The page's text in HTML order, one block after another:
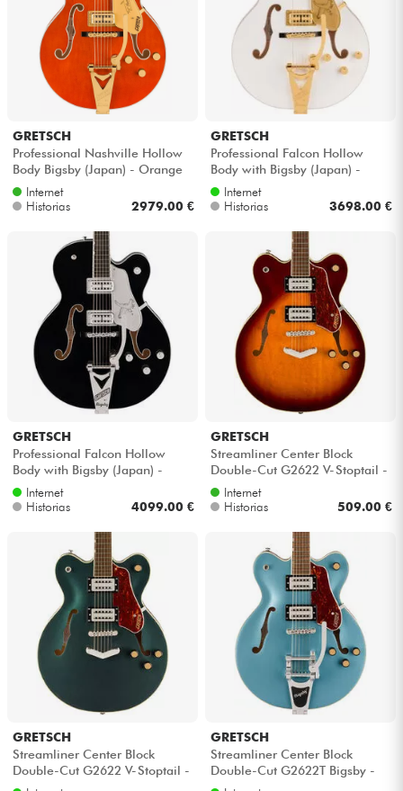
GRETSCH
Professional Nashville Hollow
Body Bigsby (Japan) - Orange
stainInternet
Historias
2979.00 €
GRETSCH
Professional Falcon Hollow
Body with Bigsby (Japan) -
WhiteInternet
Historias
3698.00 €
GRETSCH
Professional Falcon Hollow
Body with Bigsby (Japan) -
BlackInternet
Historias
4099.00 €
GRETSCH
Streamliner Center Block
Double-Cut G2622 V-Stoptail -
Forge glow
Internet
Historias
509.00 €
GRETSCH
Streamliner Center Block
Double-Cut G2622 V-Stoptail -
Cadillac green
GRETSCH
Streamliner Center Block
Double-Cut G2622T Bigsby -
Arctic blue